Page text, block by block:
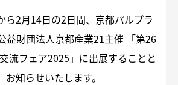
ら2月14日の2日間、京都パルプラ
益財団法人京都産業21主催 「第26
流フェア2025」に出展することと
知らせいたします。